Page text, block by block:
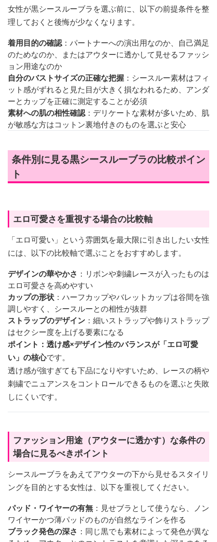
女性が黒シースルーブラを選ぶ前に、以下の前提条件を整
理しておくと後悔が少なくなります。
着用目的の確認：パートナーへの演出用なのか、自己満足
のためなのか、またはアウターに透かして見せるファッシ
ョン用途なのか
自分のバストサイズの正確な把握 ：シースルー素材はフィ
ット感がずれると見た目が大きく損なわれるため、アンダ
ーとカップを正確に測定することが必須
素材への肌の相性確認：デリケートな素材が多いため、肌
が敏感な方はコットン裏地付きのものを選ぶと安心
条件別に見る黒シースルーブラの比較ポイン
ト
エロ可愛さを重視する場合の比較軸
「エロ可愛い」という雰囲気を最大限に引き出したい女性
には、以下の比較軸で選ぶことをおすすめします。
デザインの華やかさ ：リボンや刺繍レースが入ったものは
エロ可愛さを高めやすい
カップの形状 ：ハーフカップやバレットカップは谷間を強
調しやすく、シースルーとの相性が抜群
ストラップのデザイン ：細いストラップや飾りストラップ
はセクシー度を上げる要素になる
ポイント：透け感×デザイン性のバランスが「エロ可愛
い」の核心です。
透け感が強すぎても下品になりやすいため、レースの柄や
刺繍でニュアンスをコントロールできるものを選ぶと失敗
しにくいです。
ファッション用途（アウターに透かす）な条件の
場合に見るべきポイント
シースルーブラをあえてアウターの下から見せるスタイリ
ングを目的とする女性は、以下を重視してください。
パッド・ワイヤーの有無 ：見せブラとして使うなら、ノン
ワイヤーかつ薄パッドのものが自然なラインを作る
ブラック発色の深さ ：同じ黒でも素材によって発色が異な